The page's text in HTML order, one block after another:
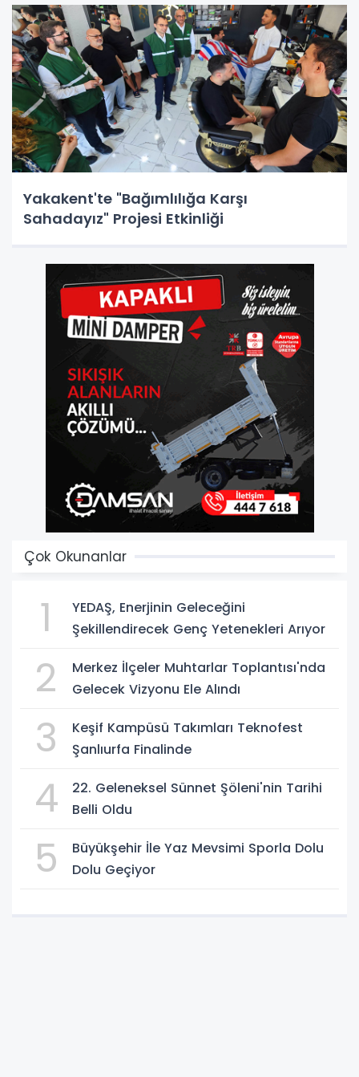
Yakakent'te "Bağımlılığa Karşı
Sahadayız" Projesi Etkinliği
Çok Okunanlar
1
YEDAŞ, Enerjinin Geleceğini
Şekillendirecek Genç Yetenekleri Arıyor
2
Merkez İlçeler Muhtarlar Toplantısı'nda
Gelecek Vizyonu Ele Alındı
3
Keşif Kampüsü Takımları Teknofest
Şanlıurfa Finalinde
4
22. Geleneksel Sünnet Şöleni'nin Tarihi
Belli Oldu
5
Büyükşehir İle Yaz Mevsimi Sporla Dolu
Dolu Geçiyor